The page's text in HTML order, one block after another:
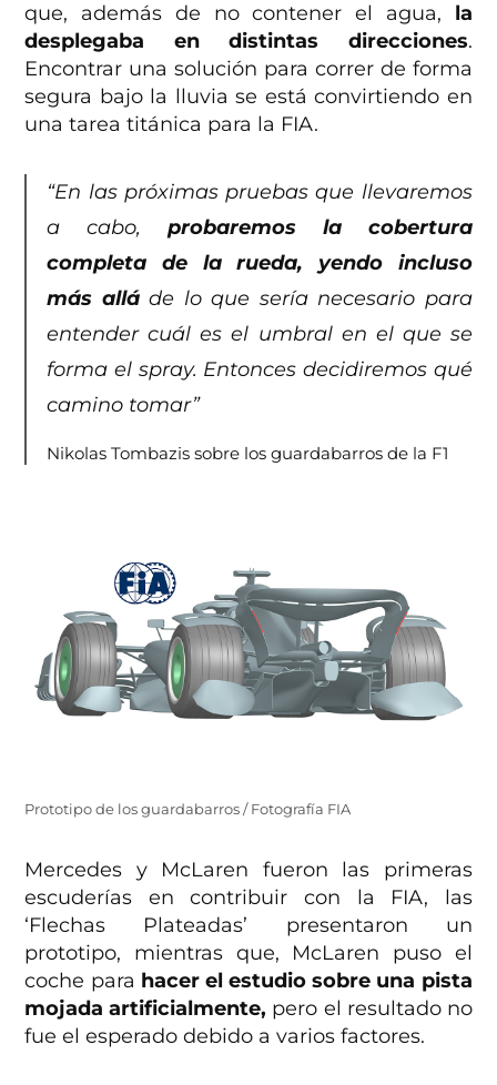
que, además de no contener el agua, la
desplegaba en distintas direcciones.
Encontrar una solución para correr de forma
segura bajo la lluvia se está convirtiendo en
una tarea titánica para la FIA.
“En las próximas pruebas que llevaremos
a cabo, probaremos la cobertura
completa de la rueda, yendo incluso
más alláde lo que sería necesario para
entender cuál es el umbral en el que se
forma el spray. Entonces decidiremos qué
camino tomar”
Nikolas Tombazis sobre los guardabarros de la F1
Prototipo de los guardabarros / Fotografía FIA
Mercedes y McLaren fueron las primeras
escuderías en contribuir con la FIA, las
‘Flechas Plateadas’ presentaron un
prototipo, mientras que, McLaren puso el
coche para hacer el estudio sobre una pista
mojada artificialmente, pero el resultado no
fue el esperado debido a varios factores.